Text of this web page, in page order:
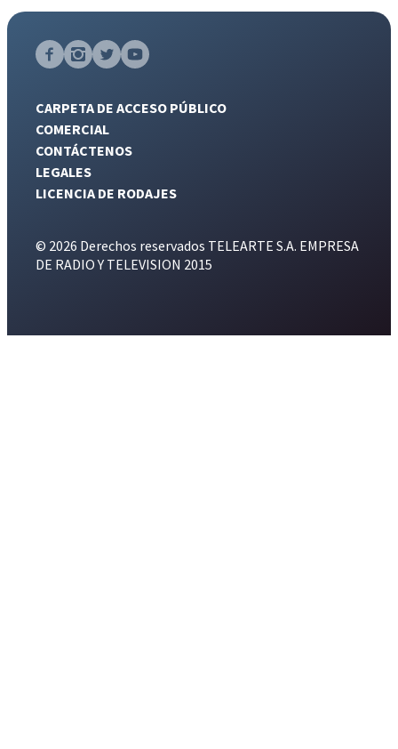
CARPETA DE ACCESO PÚBLICO
COMERCIAL
CONTÁCTENOS
LEGALES
LICENCIA DE RODAJES
© 2026 Derechos reservados TELEARTE S.A. EMPRESA
DE RADIO Y TELEVISION 2015